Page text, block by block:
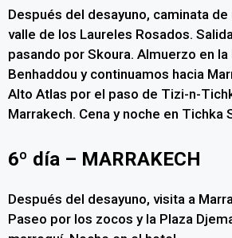
Después del desayuno, caminata de
valle de los Laureles Rosados.
pasando por Skoura. Almuerzo en la
Benhaddou y continuamos hacia
Alto Atlas por el paso de Tizi-n-
Marrakech. Cena y noche en Tichka
6º día – MARRAKECH
Después del desayuno, visita a
Paseo por los zocos y la Plaza